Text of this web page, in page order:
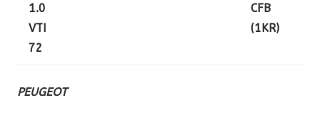
1.0
VTI
72
CFB
(1KR)
PEUGEOT